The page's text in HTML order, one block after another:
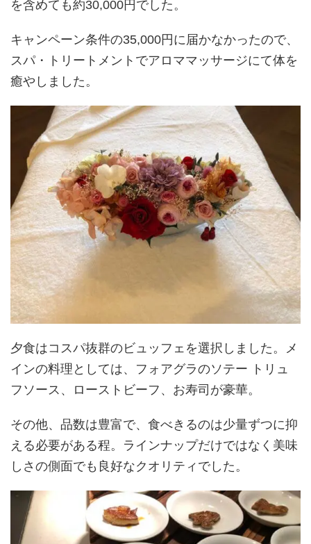
を含めても約30,000円でした。
キャンペーン条件の35,000円に届かなかったので、
スパ・トリートメントでアロママッサージにて体を
癒やしました。
夕食はコスパ抜群のビュッフェを選択しました。メ
インの料理としては、フォアグラのソテー トリュ
フソース、ローストビーフ、お寿司が豪華。
その他、品数は豊富で、食べきるのは少量ずつに抑
える必要がある程。ラインナップだけではなく美味
しさの側面でも良好なクオリティでした。